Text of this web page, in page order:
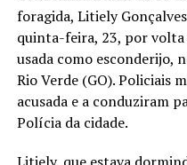
foragida, Litiely
quinta-feira, 23, por volta
usada como esconderijo,
Rio Verde (GO). Policiais
acusada e a conduziram
Polícia da cidade.